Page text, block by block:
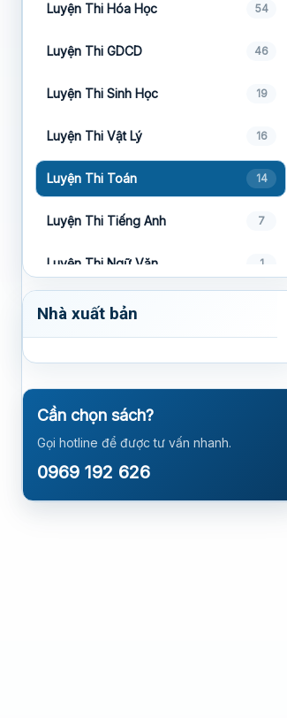
Luyện Thi Hóa Học 54
Luyện Thi GDCD 46
Luyện Thi Sinh Học 19
Luyện Thi Vật Lý 16
Luyện Thi Toán 14
Luyện Thi Tiếng Anh 7
Luyện Thi Ngữ Văn 1
Luyện Thi Lịch Sử
Nhà xuất bản
Cần chọn sách?
Gọi hotline để được tư vấn nhanh.
0969 192 626